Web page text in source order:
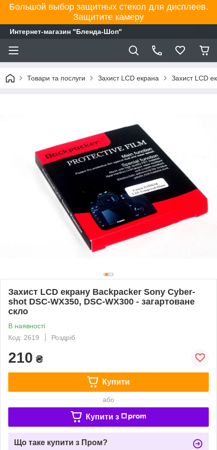
Большой выбор защитных стекол для дисплеев.
Защитите камеру
Интернет-магазин "Бленда-Шоп"
Товари та послуги Захист LCD екрана Захист LCD
Захист LCD екрану Backpacker Sony Cyber-
shot DSC-WX350, DSC-WX300 - загартоване
скло
В наявності
Код: 2619
Роздріб
210 ₴
Купити
або
Купити з
Що таке купити з Пром?